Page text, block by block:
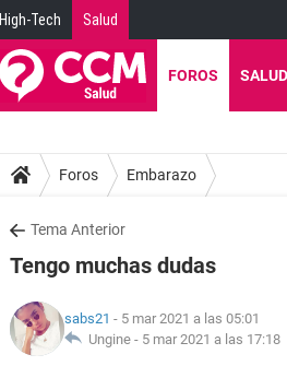
High-Tech Salud
FOROS SALUD
Foros Embarazo
Tema Anterior
Tengo muchas dudas
sabs21 - 5 mar 2021 a las 05:01
Ungine - 5 mar 2021 a las 17:18